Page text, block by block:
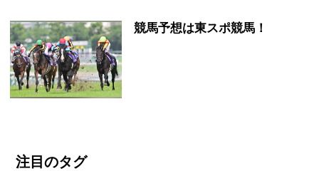
競馬予想は東スポ競馬！
注目のタグ